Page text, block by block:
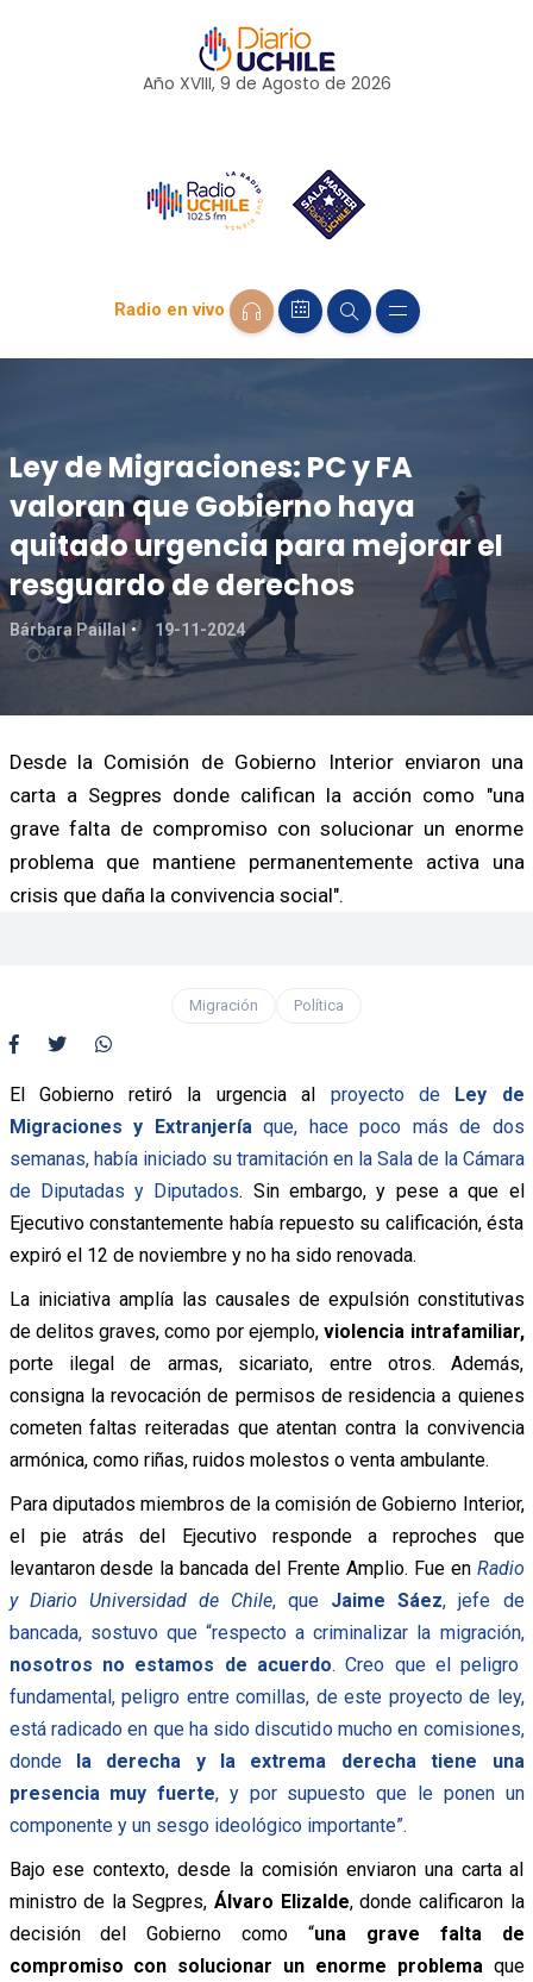
Año XVIII, 9 de Agosto de 2026
Radio en vivo
Ley de Migraciones: PC y FA
valoran que Gobierno haya
quitado urgencia para mejorar el
resguardo de derechos
Bárbara Paillal 19-11-2024
Desde la Comisión de Gobierno Interior enviaron una
carta a Segpres donde califican la acción como "una
grave falta de compromiso con solucionar un enorme
problema que mantiene permanentemente activa una
crisis que daña la convivencia social".
Migración Política
El Gobierno retiró la urgencia al proyecto de Ley de
Migraciones y Extranjería que, hace poco más de dos
semanas, había iniciado su tramitación en la Sala de la Cámara
de Diputadas y Diputados. Sin embargo, y pese a que el
Ejecutivo constantemente había repuesto su calificación, ésta
expiró el 12 de noviembre y no ha sido renovada.
La iniciativa amplía las causales de expulsión constitutivas
de delitos graves, como por ejemplo,violencia intrafamiliar,
porte ilegal de armas, sicariato, entre otros. Además,
consigna la revocación de permisos de residencia a quienes
cometen faltas reiteradas que atentan contra la convivencia
armónica, como riñas, ruidos molestos o venta ambulante.
Para diputados miembros de la comisión de Gobierno Interior,
el pie atrás del Ejecutivo responde a reproches que
levantaron desde la bancada del Frente Amplio. Fue en Radio
y Diario Universidad de Chile, que Jaime Sáez, jefe de
bancada, sostuvo que “respecto a criminalizar la migración,
nosotros no estamos de acuerdo. Creo que el peligro
fundamental, peligro entre comillas, de este proyecto de ley,
está radicado en que ha sido discutido mucho en comisiones,
dondela derecha y la extrema derecha tiene una
presencia muy fuerte, y por supuesto que le ponen un
componente y un sesgo ideológico importante”.
Bajo ese contexto, desde la comisión enviaron una carta al
ministro de la Segpres, Álvaro Elizalde, donde calificaron la
decisión del Gobierno como “una grave falta de
compromiso con solucionar un enorme problema que